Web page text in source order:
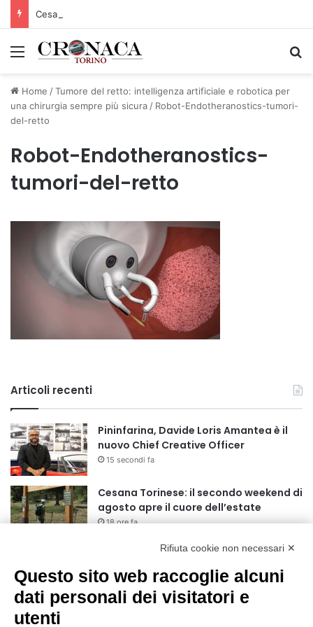
Menu
Home /Tumore del retto: intelligenza artificiale e robotica per
una chirurgia sempre più sicura/ Robot-Endotheranostics-tumori-
del-retto
Robot-Endotheranostics-
tumori-del-retto
Articoli recenti
Pininfarina, Davide Loris Amantea è il
nuovo Chief Creative Officer
15 secondi fa
Cesana Torinese: il secondo weekend di
agosto apre il cuore dell’estate
18 ore fa
Siccità: Il Piemonte avvia le procedure
per la richiesta dello stato di calamità
naturale
19 ore fa
Rifiuta cookie non necessari ✕
Questo sito web raccoglie alcuni
dati personali dei visitatori e
utenti